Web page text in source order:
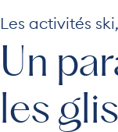
Les activités ski,
Un
les